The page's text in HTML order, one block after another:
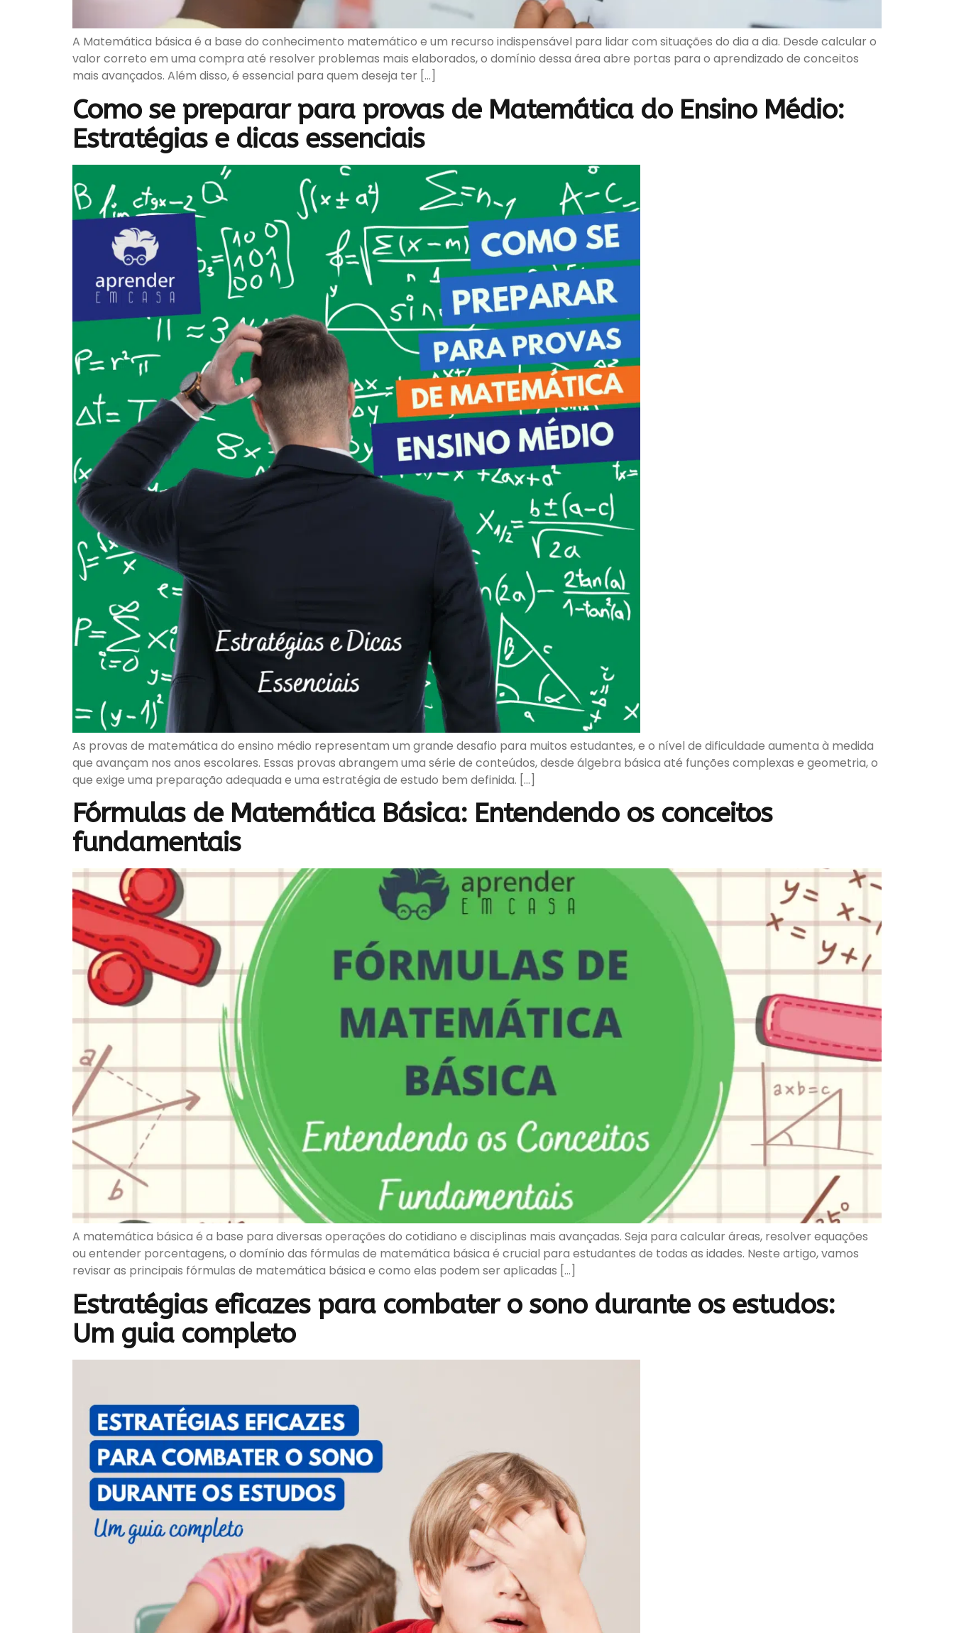
A Matemática básica é a base do conhecimento matemático e um recurso indispensável para lidar com situações do dia a dia. Desde calcular o
valor correto em uma compra até resolver problemas mais elaborados, o domínio dessa área abre portas para o aprendizado de conceitos
mais avançados. Além disso, é essencial para quem deseja ter […]
Como se preparar para provas de Matemática do Ensino Médio:
Estratégias e dicas essenciais
As provas de matemática do ensino médio representam um grande desafio para muitos estudantes, e o nível de dificuldade aumenta à medida
que avançam nos anos escolares. Essas provas abrangem uma série de conteúdos, desde álgebra básica até funções complexas e geometria, o
que exige uma preparação adequada e uma estratégia de estudo bem definida. […]
Fórmulas de Matemática Básica: Entendendo os conceitos
fundamentais
A matemática básica é a base para diversas operações do cotidiano e disciplinas mais avançadas. Seja para calcular áreas, resolver equações
ou entender porcentagens, o domínio das fórmulas de matemática básica é crucial para estudantes de todas as idades. Neste artigo, vamos
revisar as principais fórmulas de matemática básica e como elas podem ser aplicadas […]
Estratégias eficazes para combater o sono durante os estudos:
Um guia completo